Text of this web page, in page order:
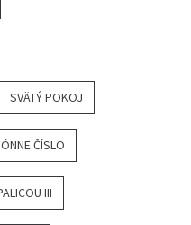
SVÄTÝ POKOJ
ČÍSLO
III